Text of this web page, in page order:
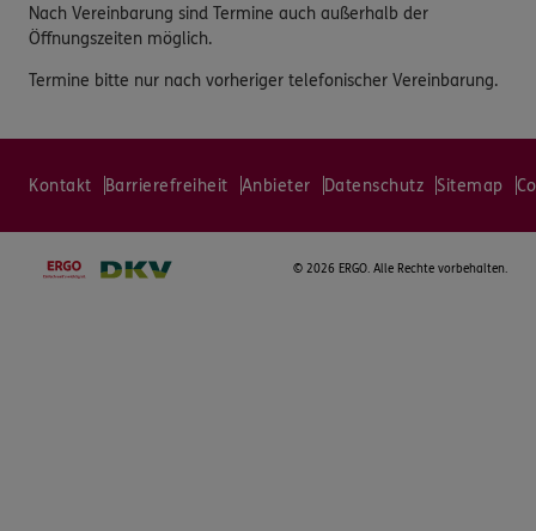
Nach Vereinbarung sind Termine auch außerhalb der
Öffnungszeiten möglich.
Termine bitte nur nach vorheriger telefonischer Vereinbarung.
Kontakt Barrierefreiheit Anbieter Datenschutz Sitemap
© 2026 ERGO. Alle Rechte vorbehalten.